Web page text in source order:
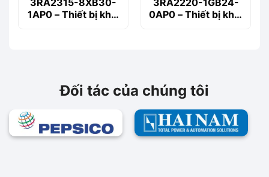
1AP0 – Thiết bị khởi
0AP0 – Thiết bị khởi
Đối tác của chúng tôi